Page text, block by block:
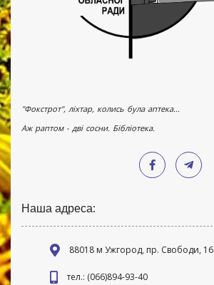
"Фокстрот", ліхтар, колись була аптека...
Аж раптом - дві сосни. Бібліотека.
Наша адреса:
88018 м Ужгород, пр. Свободи, 16
тел.: (066)894-93-40